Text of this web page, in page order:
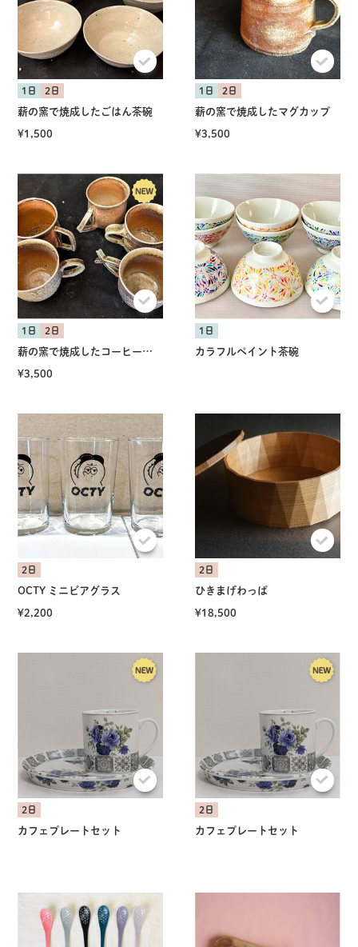
1日 2日
薪の窯で焼成したごはん茶碗
¥1,500
1日 2日
薪の窯で焼成したマグカップ
¥3,500
1日 2日
薪の窯で焼成したコーヒーカップ
¥3,500
1日
カラフルペイント茶碗
2日
OCTY ミニビアグラス
¥2,200
2日
ひきまげわっぱ
¥18,500
2日
カフェプレートセット
2日
カフェプレートセット